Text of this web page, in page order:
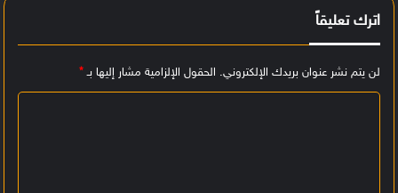
اترك تعليقاً
لن يتم نشر عنوان بريدك الإلكتروني. الحقول الإلزامية مشار إليها بـ*